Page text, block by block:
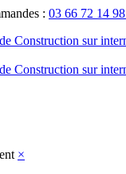
: 03 66 72 14 98
×